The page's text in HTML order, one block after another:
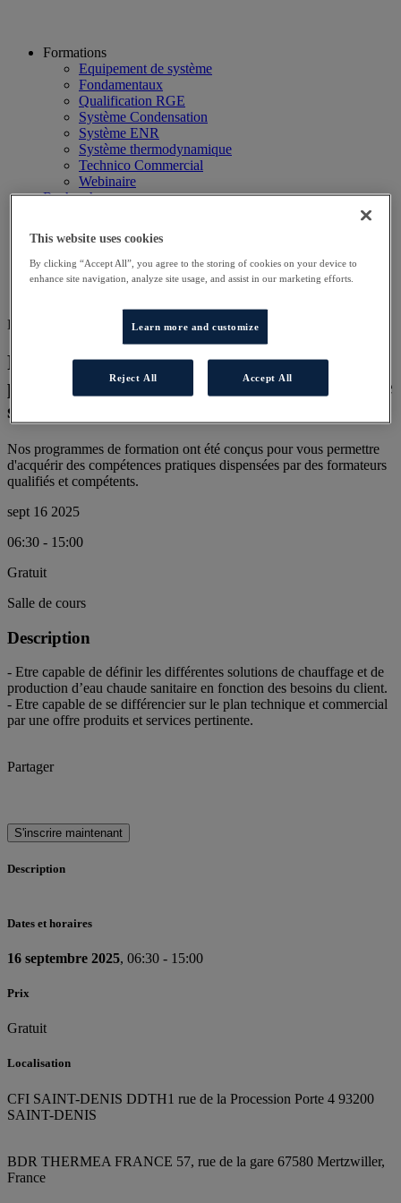
Formations
Equipement de système
Fondamentaux
Qualification RGE
Système Condensation
Système ENR
Système thermodynamique
Technico Commercial
Webinaire
Recherche
Contactez-nous
Autres sites
Particulier
DD DISTRI
Préconiser et vendre des systèmes
performants de chauffage et d’eau chaude
sanitaire
Nos programmes de formation ont été conçus pour vous permettre
d'acquérir des compétences pratiques dispensées par des formateurs
qualifiés et compétents.
sept 16 2025
06:30 - 15:00
Gratuit
Salle de cours
Description
- Etre capable de définir les différentes solutions de chauffage et de
production d’eau chaude sanitaire en fonction des besoins du client.
- Etre capable de se différencier sur le plan technique et commercial
par une offre produits et services pertinente.
Partager
S'inscrire maintenant
Description
Dates et horaires
16 septembre 2025, 06:30 - 15:00
Prix
Gratuit
Localisation
CFI SAINT-DENIS DDTH1 rue de la Procession Porte 4 93200
SAINT-DENIS
BDR THERMEA FRANCE 57, rue de la gare 67580 Mertzwiller,
France
This website uses cookies
By clicking “Accept All”, you agree to the storing of cookies on your device to
enhance site navigation, analyze site usage, and assist in our marketing efforts.
Learn more and customize
Reject All Accept All